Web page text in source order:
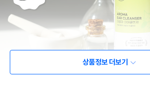
상품정보 더보기